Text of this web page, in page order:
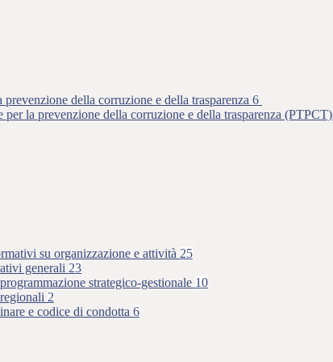
prevenzione della corruzione e della trasparenza 6
per la prevenzione della corruzione e della trasparenza (PTPCT)
su organizzazione e attività 25
generali 23
strategico-gestionale 10
2
e codice di condotta 6